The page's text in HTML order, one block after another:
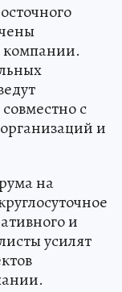
компании.
с
и
на
и
усилят